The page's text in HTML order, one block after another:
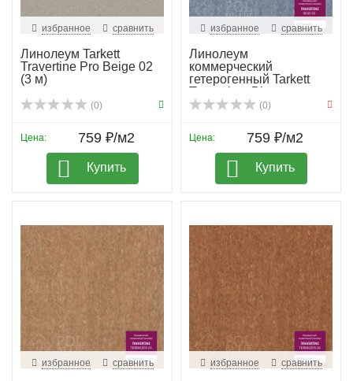
избранное сравнить
Линолеум Tarkett
Travertine Pro Beige 02
(3 м)
(0)
Цена: 759 ₽/м2
Купить
избранное сравнить
Линолеум
коммерческий
гетерогенный Tarkett
Travertine, Bl...
(0)
Цена: 759 ₽/м2
Купить
избранное сравнить избранное сравнить